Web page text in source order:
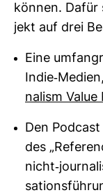
können. Dafür
jekt auf drei
Eine
Indie-​
na­lism Value
Den Pod­cast
des
nicht-​